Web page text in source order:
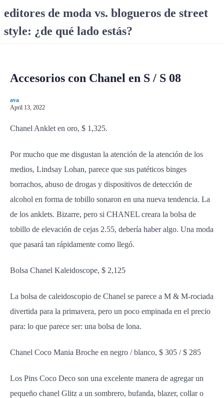
editores de moda vs. blogueros de street
style: ¿de qué lado estás?
Accesorios con Chanel en S / S 08
ava
April 13, 2022
Chanel Anklet en oro, $ 1,325.
Por mucho que me disgustan la atención de la atención de los
medios, Lindsay Lohan, parece que sus patéticos binges
borrachos, abuso de drogas y dispositivos de detección de
alcohol en forma de tobillo sonaron en una nueva tendencia. La
de los anklets. Bizarre, pero si CHANEL creara la bolsa de
tobillo de elevación de cejas 2.55, debería haber algo. Una moda
que pasará tan rápidamente como llegó.
Bolsa Chanel Kaleidoscope, $ 2,125
La bolsa de caleidoscopio de Chanel se parece a M & M-rociada
divertida para la primavera, pero un poco empinada en el precio
para: lo que parece ser: una bolsa de lona.
Chanel Coco Mania Broche en negro / blanco, $ 305 / $ 285
Los Pins Coco Deco son una excelente manera de agregar un
pequeño chanel Glitz a un sombrero, bufanda, blazer, collar o